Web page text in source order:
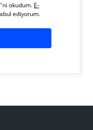
''ni okudum. E-
ediyorum.